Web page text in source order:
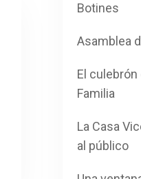
Botines
Asamblea
El culebrón
Familia
La Casa
al público